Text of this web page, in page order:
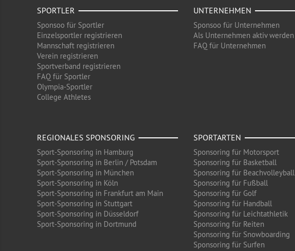
SPORTLER
Sponsoo für Sportler
Einzelsportler registrieren
Mannschaft registrieren
Verein registrieren
Sportverband registrieren
FAQ für Sportler
Olympia-Sportler
College Athletes
UNTERNEHMEN
Sponsoo für Unternehmen
Als Unternehmen aktiv werden
FAQ für Unternehmen
REGIONALES SPONSORING
Sport-Sponsoring in Hamburg
Sport-Sponsoring in Berlin / Potsdam
Sport-Sponsoring in München
Sport-Sponsoring in Köln
Sport-Sponsoring in Frankfurt am Main
Sport-Sponsoring in Stuttgart
Sport-Sponsoring in Düsseldorf
Sport-Sponsoring in Dortmund
SPORTARTEN
Sponsoring für Motorsport
Sponsoring für Basketball
Sponsoring für Beachvolleyball
Sponsoring für Fußball
Sponsoring für Golf
Sponsoring für Handball
Sponsoring für Leichtathletik
Sponsoring für Reiten
Sponsoring für Snowboarding
Sponsoring für Surfen